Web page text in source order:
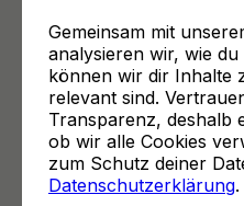
Gemeinsam mit
analysieren wir, wie
können wir dir Inhalte
relevant sind.
Transparenz, deshalb
ob wir alle Cookies
zum Schutz deiner
Datenschutzerklärung.